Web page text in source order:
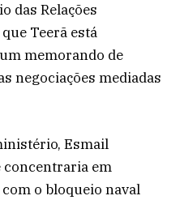
das Relações
Teerã está
memorando de
negociações mediadas
Esmail
concentraria em
o bloqueio naval